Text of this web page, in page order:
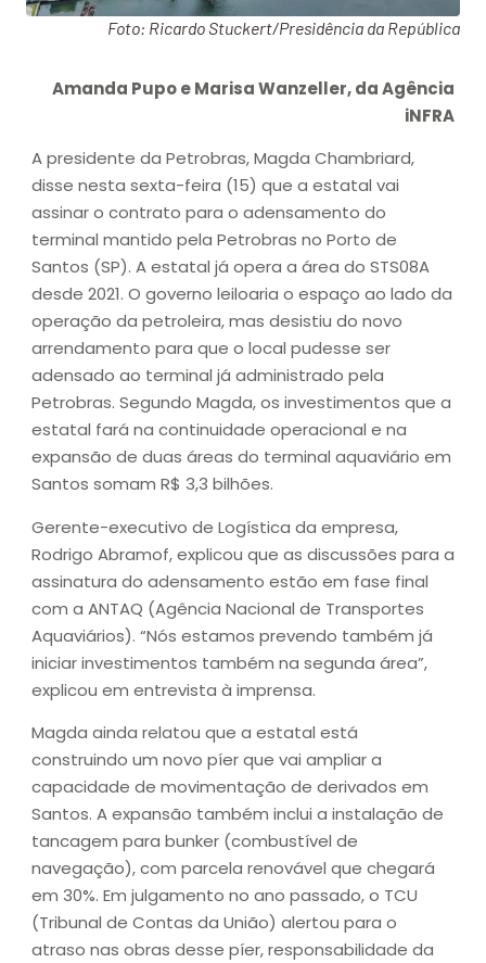
Foto: Ricardo Stuckert/Presidência da República
Amanda Pupo e Marisa Wanzeller, da Agência
iNFRA
A presidente da Petrobras, Magda Chambriard,
disse nesta sexta-feira (15) que a estatal vai
assinar o contrato para o adensamento do
terminal mantido pela Petrobras no Porto de
Santos (SP). A estatal já opera a área do STS08A
desde 2021. O governo leiloaria o espaço ao lado da
operação da petroleira, mas desistiu do novo
arrendamento para que o local pudesse ser
adensado ao terminal já administrado pela
Petrobras. Segundo Magda, os investimentos que a
estatal fará na continuidade operacional e na
expansão de duas áreas do terminal aquaviário em
Santos somam R$ 3,3 bilhões.
Gerente-executivo de Logística da empresa,
Rodrigo Abramof, explicou que as discussões para a
assinatura do adensamento estão em fase final
com a ANTAQ (Agência Nacional de Transportes
Aquaviários). “Nós estamos prevendo também já
iniciar investimentos também na segunda área”,
explicou em entrevista à imprensa.
Magda ainda relatou que a estatal está
construindo um novo píer que vai ampliar a
capacidade de movimentação de derivados em
Santos. A expansão também inclui a instalação de
tancagem para bunker (combustível de
navegação), com parcela renovável que chegará
em 30%. Em julgamento no ano passado, o TCU
(Tribunal de Contas da União) alertou para o
atraso nas obras desse píer, responsabilidade da